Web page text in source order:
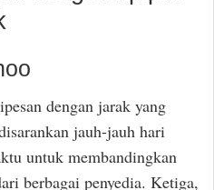
dengan jarak yang
jauh-jauh hari
untuk membandingkan
berbagai penyedia. Ketiga,